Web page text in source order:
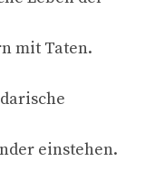
mit Taten.
einstehen.